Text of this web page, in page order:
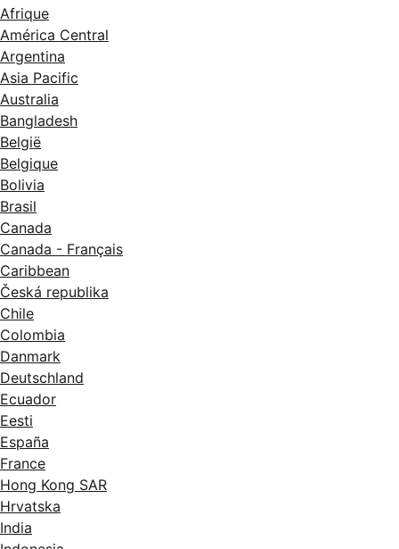
Afrique
América Central
Argentina
Asia Pacific
Australia
Bangladesh
België
Belgique
Bolivia
Brasil
Canada
Canada - Français
Caribbean
Česká republika
Chile
Colombia
Danmark
Deutschland
Ecuador
Eesti
España
France
Hong Kong SAR
Hrvatska
India